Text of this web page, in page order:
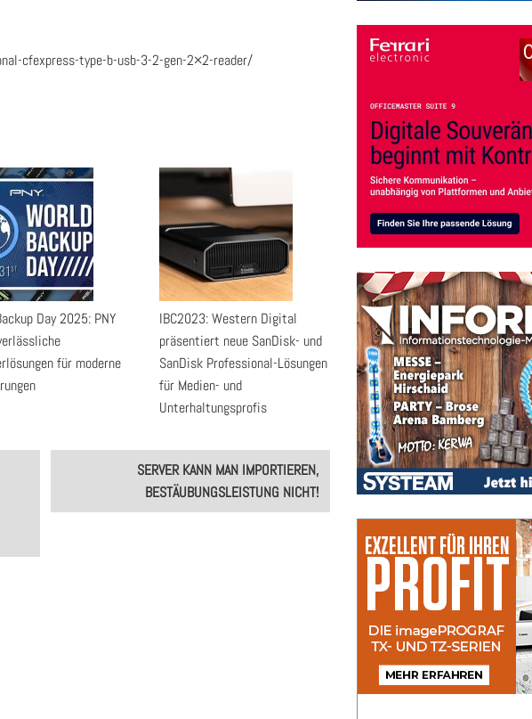
cfexpress-type-b-usb-3-2-gen-2×2-reader/
Day 2025: PNY
für moderne
IBC2023: Western Digital
präsentiert neue SanDisk- und
SanDisk Professional-Lösungen
für Medien- und
Unterhaltungsprofis
SERVER KANN MAN IMPORTIEREN,
BESTÄUBUNGSLEISTUNG NICHT!